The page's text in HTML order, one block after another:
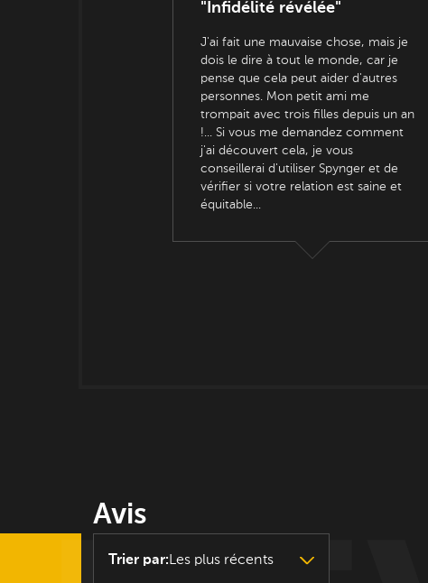
"Infidélité révélée"
J'ai fait une mauvaise chose, mais je
dois le dire à tout le monde, car je
pense que cela peut aider d'autres
personnes. Mon petit ami me
trompait avec trois filles depuis un an
!... Si vous me demandez comment
j'ai découvert cela, je vous
conseillerai d'utiliser Spynger et de
vérifier si votre relation est saine et
équitable...
Avis
Trier par:Les plus récents